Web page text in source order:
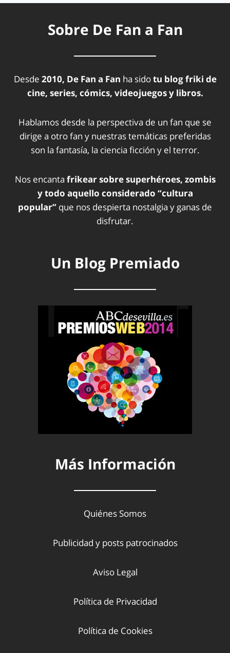
Sobre De Fan a Fan
Desde 2010, De Fan a Fan ha sidotu blog friki de
cine, series, cómics, videojuegos y libros.
Hablamos desde la perspectiva de un fan que se
dirige a otro fan y nuestras temáticas preferidas
son la fantasía, la ciencia ficción y el terror.
Nos encanta frikear sobre superhéroes, zombis
y todo aquello considerado “cultura
popular” que nos despierta nostalgia y ganas de
disfrutar.
Un Blog Premiado
Más Información
Quiénes Somos
Publicidad y posts patrocinados
Aviso Legal
Política de Privacidad
Política de Cookies